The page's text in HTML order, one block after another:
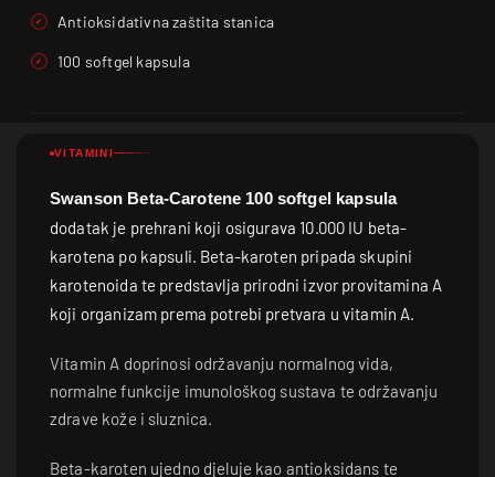
Antioksidativna zaštita stanica
100 softgel kapsula
VITAMINI
Swanson Beta-Carotene 100 softgel kapsula
dodatak je prehrani koji osigurava 10.000 IU beta-
karotena po kapsuli. Beta-karoten pripada skupini
karotenoida te predstavlja prirodni izvor provitamina A
koji organizam prema potrebi pretvara u vitamin A.
Vitamin A doprinosi održavanju normalnog vida,
normalne funkcije imunološkog sustava te održavanju
zdrave kože i sluznica.
Beta-karoten ujedno djeluje kao antioksidans te